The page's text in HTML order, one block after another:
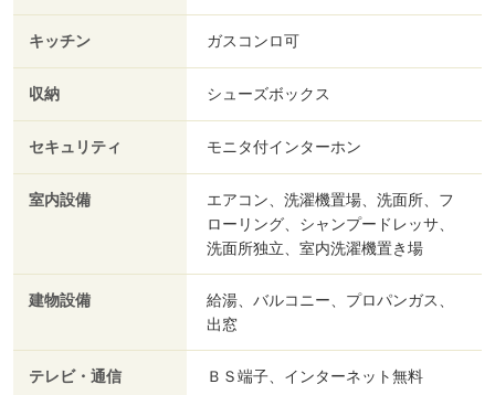
キッチン ガスコンロ可
収納 シューズボックス
セキュリティ モニタ付インターホン
室内設備
エアコン、洗濯機置場、洗面所、フ
ローリング、シャンプードレッサ、
洗面所独立、室内洗濯機置き場
建物設備
給湯、バルコニー、プロパンガス、
出窓
テレビ・通信 ＢＳ端子、インターネット無料